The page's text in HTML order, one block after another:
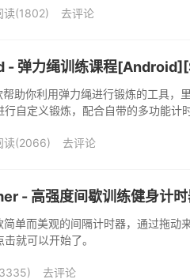
读(1802) 去评论
- 弹力绳训练课程
助你利用弹力绳进行锻炼的工具，
自定义锻炼，配合自带的多功能计
读(2066) 去评论
- 高强度间歇训练健身计
单而美观的间隔计时器，通过拖动
就可以开始了。
去评论